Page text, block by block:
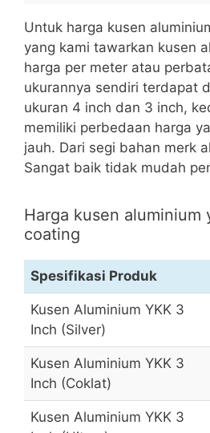
Untuk harga kusen
yang kami tawarkan kusen
harga per meter atau
ukurannya sendiri terdapat
ukuran 4 inch dan 3 inch,
memiliki perbedaan harga
jauh. Dari segi bahan merk
Sangat baik tidak mudah
Harga kusen aluminium
coating
Spesifikasi Produk
Kusen Aluminium YKK 3
Inch (Silver)
Kusen Aluminium YKK 3
Inch (Coklat)
Kusen Aluminium YKK 3